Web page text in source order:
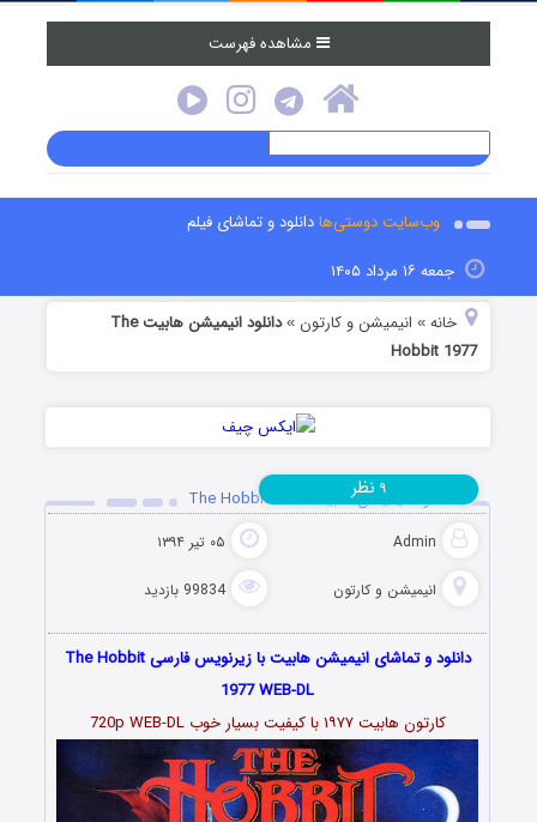
مشاهده فهرست
وب‌سایت دوستی‌هادانلود و تماشای فیلم
جمعه ۱۶ مرداد ۱۴۰۵
خانه » انیمیشن و کارتون »
دانلود انیمیشن هابیت The
Hobbit 1977
دانلود انیمیشن هابیت The Hobbit 1977
Admin ۰۵ تیر ۱۳۹۴
انیمیشن و کارتون 99834 بازدید
۹ نظر
دانلود و تماشای انیمیشن هابیت با زیرنویس فارسی The Hobbit
1977 WEB-DL
کارتون هابیت ۱۹۷۷ با کیفیت بسیار خوب 720p WEB-DL